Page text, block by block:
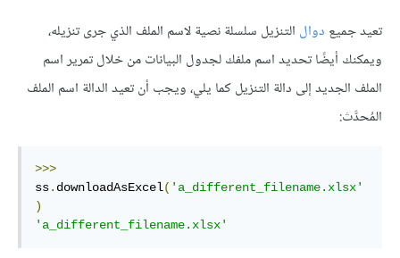
تعيد جميع دوال التنزيل سلسلة نصية لاسم الملف الذي جرى تنزيله،
ويمكنك أيضًا تحديد اسم ملفك لجدول البيانات من خلال تمرير اسم
الملف الجديد إلى دالة التنزيل كما يلي، ويجب أن تعيد الدالة اسم الملف
المُحدَّث:
>>>
ss. downloadAsExcel( 'a_different_filename.xlsx'
)
'a_different_filename.xlsx'